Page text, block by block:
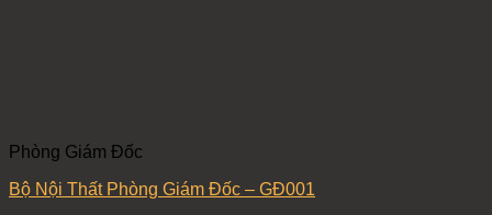
Phòng Giám Đốc
Bộ Nội Thất Phòng Giám Đốc – GĐ001